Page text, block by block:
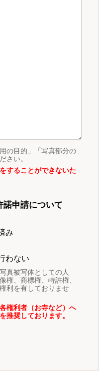
の目的」「写真部分の
さい。
することができないた
諾申請について
み
わない
真被写体としての人
権、商標権、特許権、
利を有しておりませ
権利者（お寺など）へ
推奨しております。